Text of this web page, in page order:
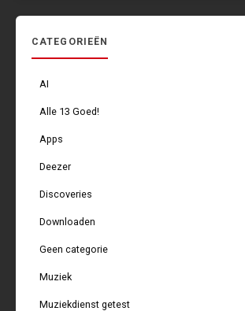
CATEGORIEËN
AI
Alle 13 Goed!
Apps
Deezer
Discoveries
Downloaden
Geen categorie
Muziek
Muziekdienst getest